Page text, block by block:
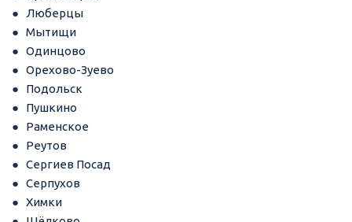
Люберцы
Мытищи
Одинцово
Орехово-Зуево
Подольск
Пушкино
Раменское
Реутов
Сергиев Посад
Серпухов
Химки